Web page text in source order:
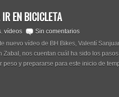
EN BICICLETA
, vídeos
Sin comentarios
nuevo vídeo de BH Bikes, Valentí
Zabal, nos cuentan cuál ha sido los
peso y prepararse para este inicio de